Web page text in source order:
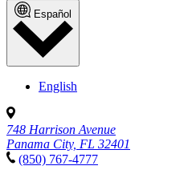
Español
English
748 Harrison Avenue
Panama City, FL 32401
(850) 767-4777